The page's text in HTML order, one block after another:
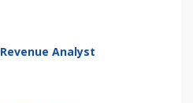
Revenue Analyst